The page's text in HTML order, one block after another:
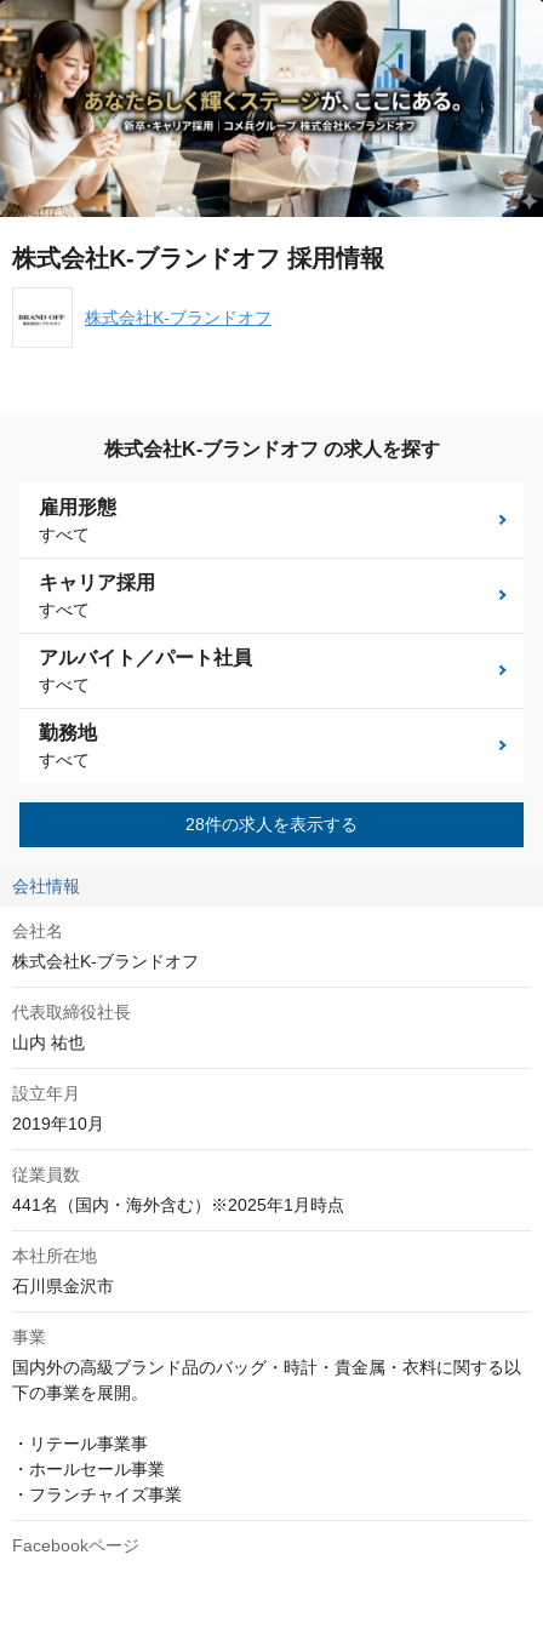
株式会社K-ブランドオフ 採用情報
株式会社K-ブランドオフ
株式会社K-ブランドオフ の求人を探す
雇用形態
すべて
キャリア採用
すべて
アルバイト／パート社員
すべて
勤務地
すべて
28件の求人を表示する
会社情報
会社名
株式会社K-ブランドオフ
代表取締役社長
山内 祐也
設立年月
2019年10月
従業員数
441名（国内・海外含む）※2025年1月時点
本社所在地
石川県金沢市
事業
国内外の高級ブランド品のバッグ・時計・貴金属・衣料に関する以
下の事業を展開。
・リテール事業事
・ホールセール事業
・フランチャイズ事業
Facebookページ